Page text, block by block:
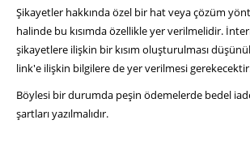
Şikayetler hakkında özel bir hat veya çözüm
halinde bu kısımda özellikle yer verilmelidir.
şikayetlere ilişkin bir kısım oluşturulması
link'e ilişkin bilgilere de yer verilmesi
Böylesi bir durumda peşin ödemelerde bedel
şartları yazılmalıdır.